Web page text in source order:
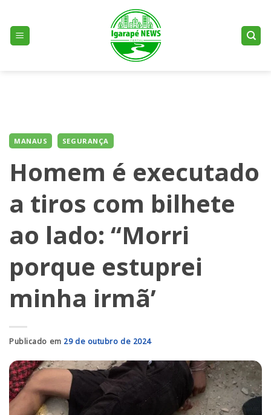
content
MANAUS SEGURANÇA
Homem é executado
a tiros com bilhete
ao lado: “Morri
porque estuprei
minha irmã’
Publicado em 29 de outubro de 2024